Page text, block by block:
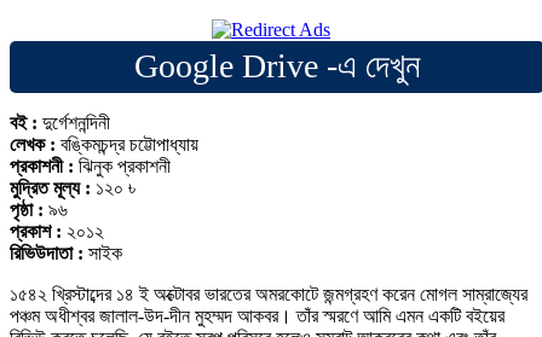
Google Drive -এ দেখুন
বই : দুর্গেশনন্দিনী
লেখক : বঙ্কিমচন্দ্র চট্টোপাধ্যায়
প্রকাশনী : ঝিনুক প্রকাশনী
মুদ্রিত মূল্য : ১২০ ৳
পৃষ্ঠা : ৯৬
প্রকাশ : ২০১২
রিভিউদাতা : সাইক
১৫৪২ খ্রিস্টাব্দের ১৪ ই অক্টোবর ভারতের অমরকোটে জন্মগ্রহণ করেন মোগল সাম্রাজ্যের
পঞ্চম অধীশ্বর জালাল-উদ-দীন মুহম্মদ আকবর। তাঁর স্মরণে আমি এমন একটি বইয়ের